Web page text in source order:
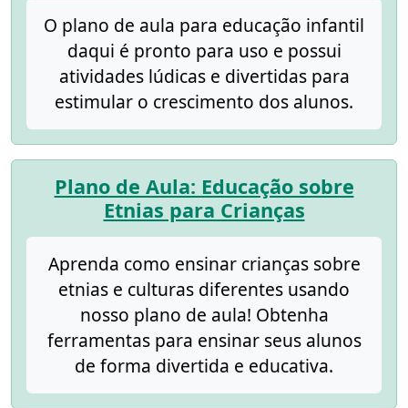
O plano de aula para educação infantil
daqui é pronto para uso e possui
atividades lúdicas e divertidas para
estimular o crescimento dos alunos.
Plano de Aula: Educação sobre
Etnias para Crianças
Aprenda como ensinar crianças sobre
etnias e culturas diferentes usando
nosso plano de aula! Obtenha
ferramentas para ensinar seus alunos
de forma divertida e educativa.